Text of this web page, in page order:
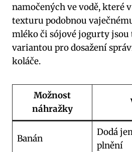
namočených ve vodě, které
texturu podobnou
mléko či sójové jogurty jsou
variantou pro dosažení
koláče.
Možnost
náhražky
Banán
Dodá
plnění